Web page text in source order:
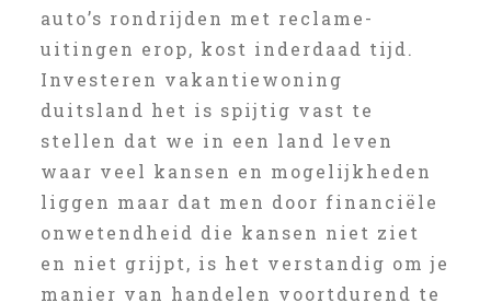
auto’s rondrijden met reclame-
uitingen erop, kost inderdaad tijd.
Investeren vakantiewoning
duitsland het is spijtig vast te
stellen dat we in een land leven
waar veel kansen en mogelijkheden
liggen maar dat men door financiële
onwetendheid die kansen niet ziet
en niet grijpt, is het verstandig om je
manier van handelen voortdurend te